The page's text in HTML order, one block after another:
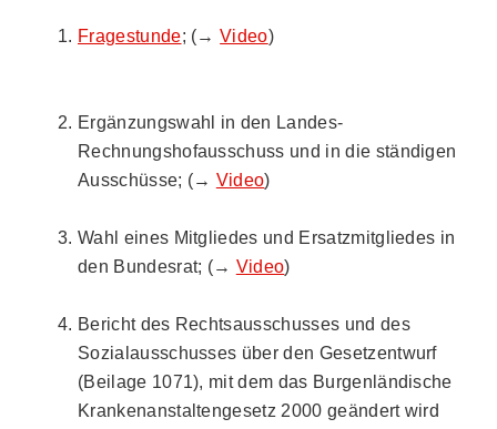
Fragestunde; (→Video)
Ergänzungswahl in den Landes-
Rechnungshofausschuss und in die ständigen
Ausschüsse; (→ Video)
Wahl eines Mitgliedes und Ersatzmitgliedes in
den Bundesrat; (→ Video)
Bericht des Rechtsausschusses und des
Sozialausschusses über den Gesetzentwurf
(Beilage 1071), mit dem das Burgenländische
Krankenanstaltengesetz 2000 geändert wird